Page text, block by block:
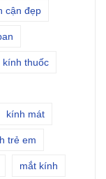
cận đẹp
kính thuốc
kính mát
trẻ em
mắt kính